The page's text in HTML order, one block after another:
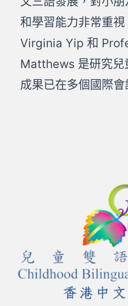
和學習能力非常重
Virginia Yip 和
Matthews 是研究兒
成果已在多個國際會